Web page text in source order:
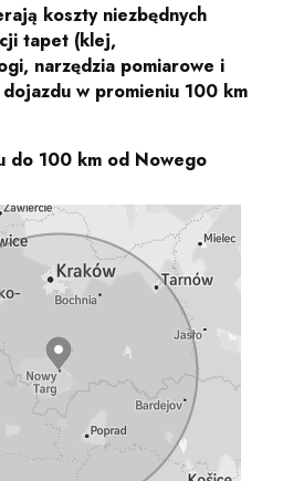
koszty niezbędnych
tapet (klej,
narzędzia pomiarowe i
w promieniu 100 km
do 100 km od Nowego